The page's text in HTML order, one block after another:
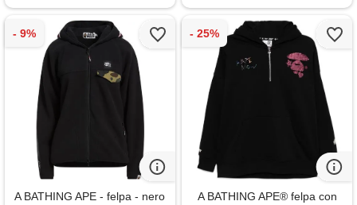
A BATHING APE - felpa - nero
A BATHING APE® felpa con